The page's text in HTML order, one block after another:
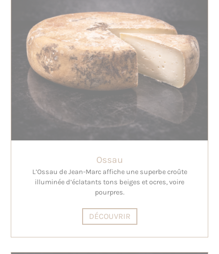
Ossau
L’Ossau de Jean-Marc affiche une superbe croûte
illuminée d’éclatants tons beiges et ocres, voire
pourpres.
DÉCOUVRIR